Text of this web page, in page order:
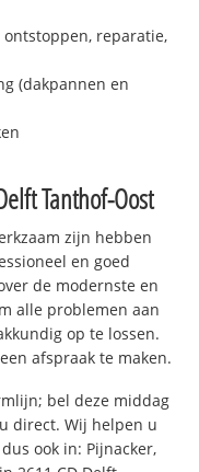
reparatie,
(dakpannen en
Tanthof-Oost
zijn hebben
en goed
de modernste en
alle problemen aan
op te lossen.
afspraak te maken.
bel deze middag
direct. Wij helpen u
ook in: Pijnacker,